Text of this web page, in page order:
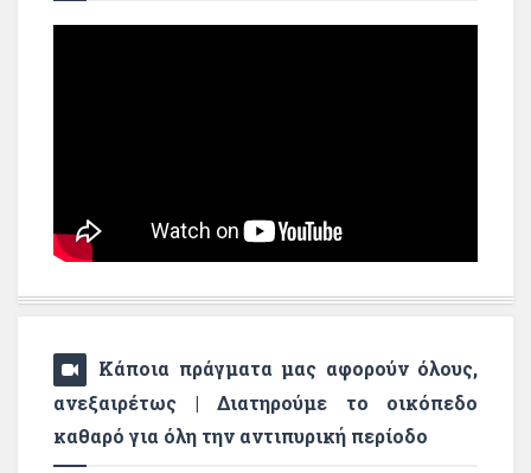
Κάποια πράγματα μας αφορούν όλους,
ανεξαιρέτως | Διατηρούμε το οικόπεδο
καθαρό για όλη την αντιπυρική περίοδο